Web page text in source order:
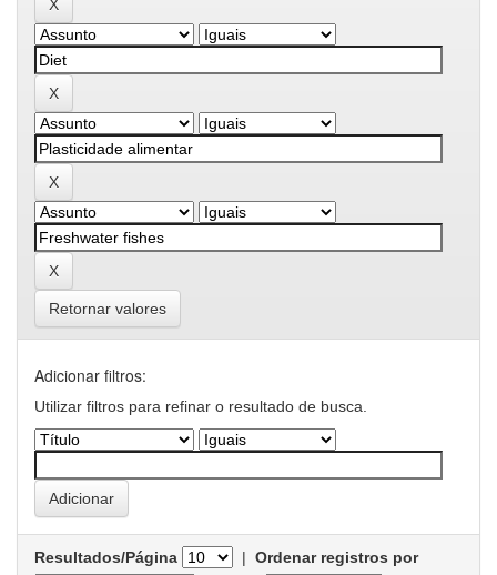
Retornar valores
Adicionar filtros:
Utilizar filtros para refinar o resultado de busca.
Resultados/Página | Ordenar registros por